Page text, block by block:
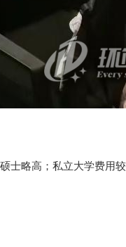
略高；私立大学费用